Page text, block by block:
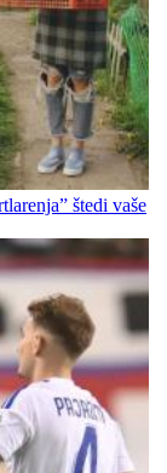
štedi vaše